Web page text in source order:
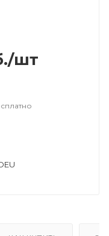
/шт